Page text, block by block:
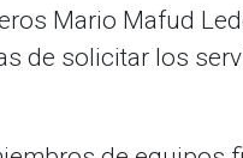
Mario Mafud
de solicitar los